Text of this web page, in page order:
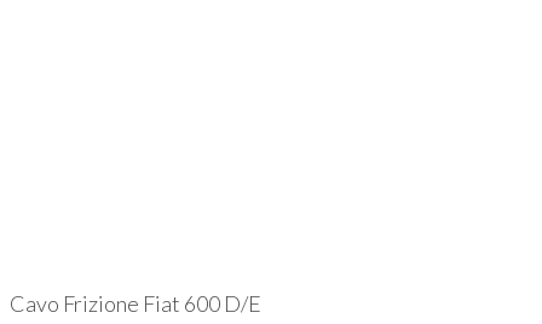
Cavo Frizione Fiat 600 D/E